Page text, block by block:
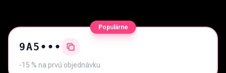
Populárne
9A5•••
-15 % na prvú objednávku